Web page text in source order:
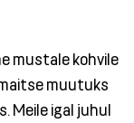
mustale kohvile
muutuks
Meile igal juhul